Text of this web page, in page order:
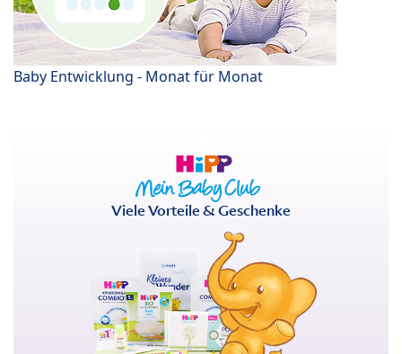
Baby Entwicklung - Monat für Monat
Viele Vorteile & Geschenke